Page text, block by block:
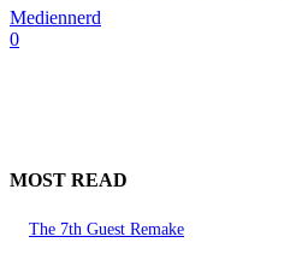
Mediennerd
0
MOST READ
The 7th Guest Remake